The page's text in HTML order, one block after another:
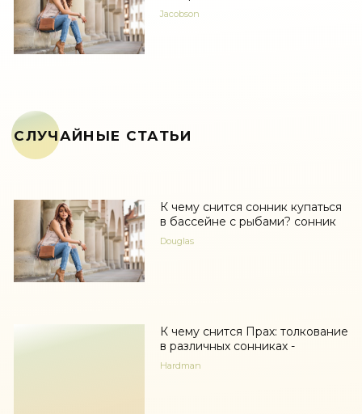
Jacobson
СЛУЧАЙНЫЕ СТАТЬИ
К чему снится сонник купаться
в бассейне с рыбами? сонник
Douglas
К чему снится Прах: толкование
в различных сонниках -
Hardman